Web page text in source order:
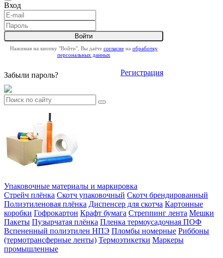
Вход
Нажимая на кнопку "Войти", Вы даёте согласиена обработку
персональных данных
Забыли пароль? Регистрация
Упаковочные материалы и маркировка
Стрейч плёнка Скотч упаковочный Скотч брендированный
Полиэтиленовая плёнка Диспенсер для скотча Картонные
коробки Гофрокартон Крафт бумага Стреппинг лента Мешки
Пакеты Пузырчатая плёнка Пленка термоусадочная ПОФ
Вспененный полиэтилен НПЭ Пломбы номерные Риббоны
(термотрансферные ленты) Термоэтикетки Маркеры
промышленные